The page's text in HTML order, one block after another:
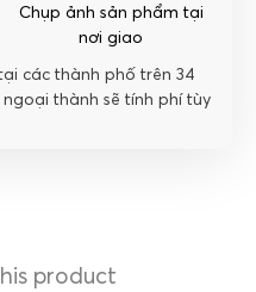
Chụp ảnh sản phẩm tại
nơi giao
các thành phố trên 34
thành sẽ tính phí tùy
product